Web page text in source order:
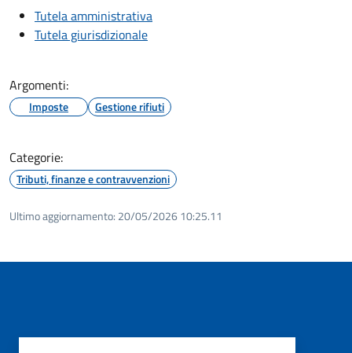
Tutela amministrativa
Tutela giurisdizionale
Argomenti:
Imposte Gestione rifiuti
Categorie:
Tributi, finanze e contravvenzioni
Ultimo aggiornamento: 20/05/2026 10:25.11